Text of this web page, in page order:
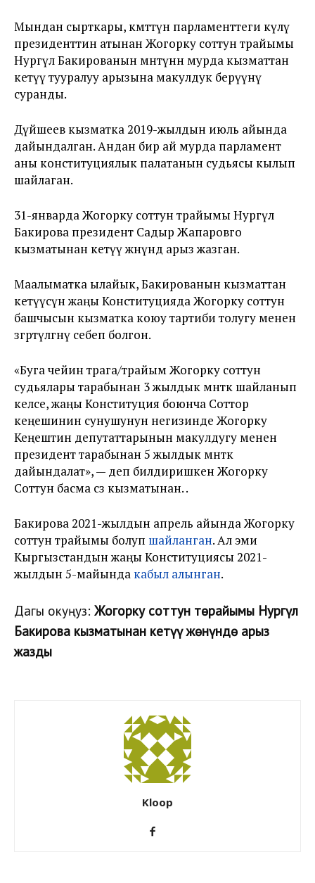
Мындан сырткары, өкмөттүн парламенттеги өкүлү
президенттин атынан Жогорку соттун төрайымы
Нургүл Бакированын мөөнөтүнөн мурда кызматтан
кетүү тууралуу арызына макулдук берүүнү
суранды.
Дүйшеев кызматка 2019-жылдын июль айында
дайындалган. Андан бир ай мурда парламент
аны конституциялык палатанын судьясы кылып
шайлаган.
31-январда Жогорку соттун төрайымы Нургүл
Бакирова президент Садыр Жапаровго
кызматынан кетүү жөнүндө арыз жазган.
Маалыматка ылайык, Бакированын кызматтан
кетүүсүнө жаңы Конституцияда Жогорку соттун
башчысын кызматка коюу тартиби толугу менен
өзгөртүлгөнү себеп болгон.
«Буга чейин төрага/төрайым Жогорку соттун
судьялары тарабынан 3 жылдык мөөнөткө шайланып
келсе, жаңы Конституция боюнча Соттор
кеңешинин сунушунун негизинде Жогорку
Кеңештин депутаттарынын макулдугу менен
президент тарабынан 5 жылдык мөөнөткө
дайындалат», — деп билдиришкен Жогорку
Соттун басма сөз кызматынан. .
Бакирова 2021-жылдын апрель айында Жогорку
соттун төрайымы болуп шайланган. Ал эми
Кыргызстандын жаңы Конституциясы 2021-
жылдын 5-майында кабыл алынган.
Дагы окуңуз: Жогорку соттун төрайымы Нургүл
Бакирова кызматынан кетүү жөнүндө арыз
жазды
Kloop